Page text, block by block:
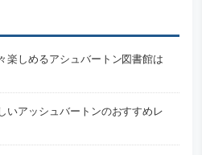
楽しめるアシュバートン図書館は
いアッシュバートンのおすすめレ